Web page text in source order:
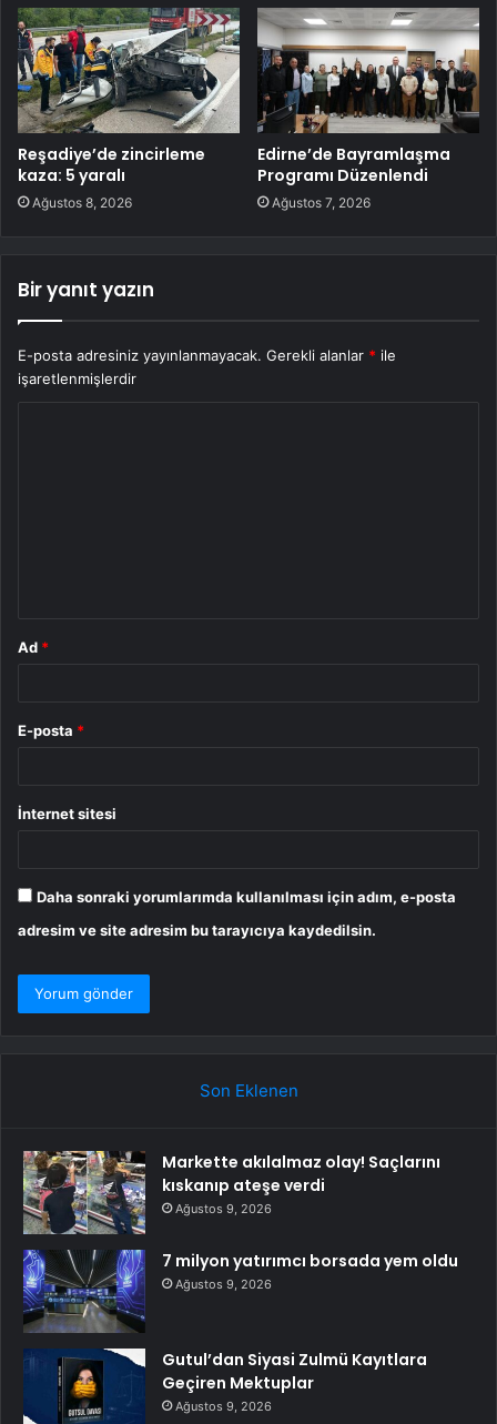
Reşadiye’de zincirleme
kaza: 5 yaralı
Ağustos 8, 2026
Edirne’de Bayramlaşma
Programı Düzenlendi
Ağustos 7, 2026
Bir yanıt yazın
E-posta adresiniz yayınlanmayacak. Gerekli alanlar * ile
işaretlenmişlerdir
Ad *
E-posta *
İnternet sitesi
Daha sonraki yorumlarımda kullanılması için adım, e-posta
adresim ve site adresim bu tarayıcıya kaydedilsin.
Son Eklenen
Markette akılalmaz olay! Saçlarını
kıskanıp ateşe verdi
Ağustos 9, 2026
7 milyon yatırımcı borsada yem oldu
Ağustos 9, 2026
Gutul’dan Siyasi Zulmü Kayıtlara
Geçiren Mektuplar
Ağustos 9, 2026